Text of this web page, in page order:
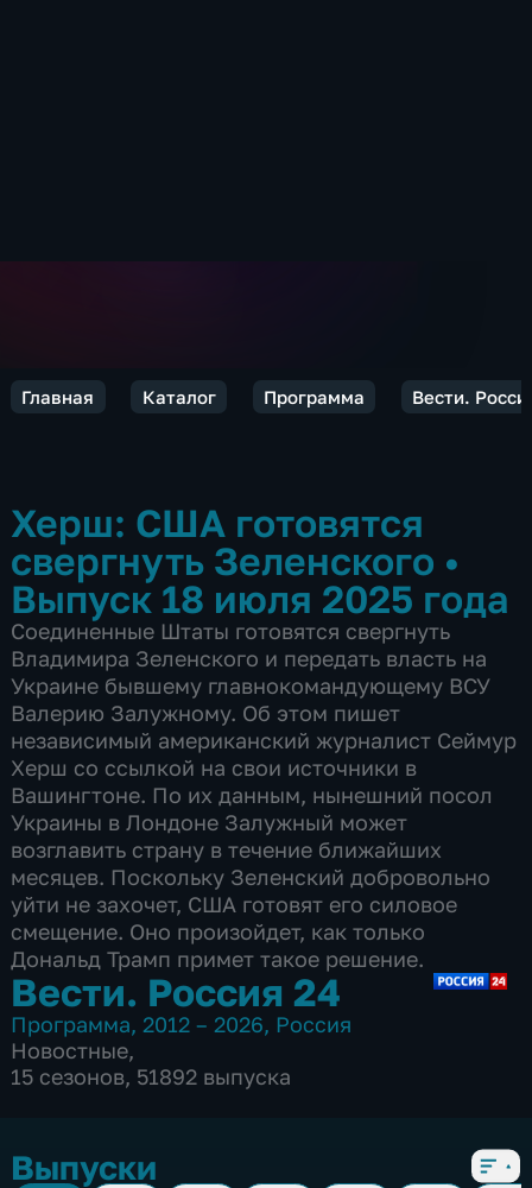
Главная Каталог Программа Вести.
Херш: США готовятся
свергнуть Зеленского •
Выпуск 18 июля 2025 года
Соединенные Штаты готовятся свергнуть
Владимира Зеленского и передать власть на
Украине бывшему главнокомандующему ВСУ
Валерию Залужному. Об этом пишет
независимый американский журналист Сеймур
Херш со ссылкой на свои источники в
Вашингтоне. По их данным, нынешний посол
Украины в Лондоне Залужный может
возглавить страну в течение ближайших
месяцев. Поскольку Зеленский добровольно
уйти не захочет, США готовят его силовое
смещение. Оно произойдет, как только
Дональд Трамп примет такое решение.
Вести. Россия 24
Программа, 2012 – 2026, Россия
Новостные,
15 сезонов, 51892 выпуска
Выпуски